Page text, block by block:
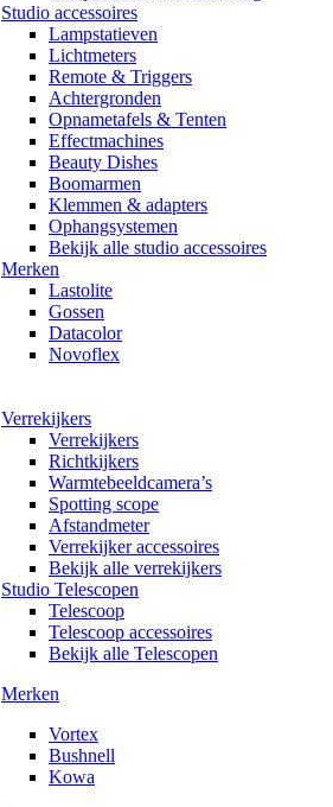
Studio accessoires
Lampstatieven
Lichtmeters
Remote & Triggers
Achtergronden
Opnametafels & Tenten
Effectmachines
Beauty Dishes
Boomarmen
Klemmen & adapters
Ophangsystemen
Bekijk alle studio accessoires
Merken
Lastolite
Gossen
Datacolor
Novoflex
Verrekijkers
Verrekijkers
Richtkijkers
Warmtebeeldcamera’s
Spotting scope
Afstandmeter
Verrekijker accessoires
Bekijk alle verrekijkers
Studio Telescopen
Telescoop
Telescoop accessoires
Bekijk alle Telescopen
Merken
Vortex
Bushnell
Kowa